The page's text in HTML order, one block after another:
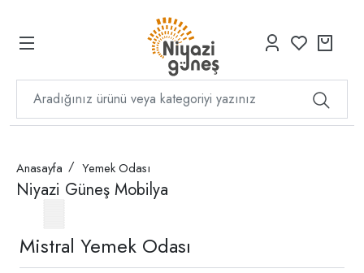
Anasayfa Yemek Odası
Niyazi Güneş Mobilya
Mistral Yemek Odası